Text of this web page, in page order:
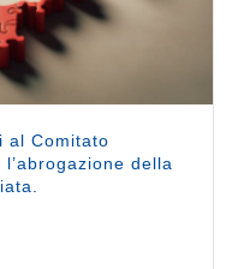
al Comitato
della